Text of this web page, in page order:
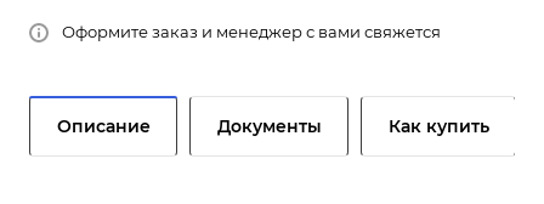
Оформите заказ и менеджер с вами свяжется
Описание Документы Как купить